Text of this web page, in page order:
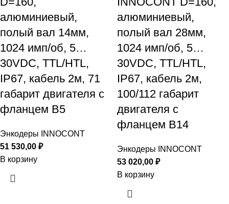
алюминиевый,
полый вал 14мм,
1024 имп/об, 5…
30VDC, TTL/HTL,
IP67, кабель 2м, 71
габарит двигателя с
фланцем B5
Энкодеры INNOCONT
51 530,00 ₽
В корзину
алюминиевый,
полый вал 28мм,
1024 имп/об, 5…
30VDC, TTL/HTL,
IP67, кабель 2м,
100/112 габарит
двигателя с
фланцем B14
Энкодеры INNOCONT
53 020,00 ₽
В корзину